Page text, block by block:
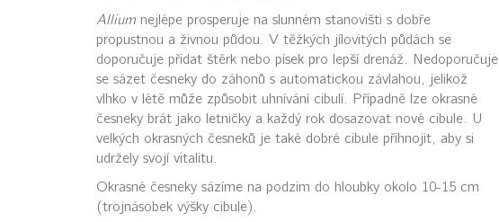
Allium nejlépe prosperuje na slunném stanovišti s dobře
propustnou a živnou půdou. V těžkých jílovitých půdách se
doporučuje přidat štěrk nebo písek pro lepší drenáž. Nedoporučuje
se sázet česneky do záhonů s automatickou závlahou, jelikož
vlhko v létě může způsobit uhnívání cibulí. Případně lze okrasné
česneky brát jako letničky a každý rok dosazovat nové cibule. U
velkých okrasných česneků je také dobré cibule přihnojit, aby si
udržely svojí vitalitu.
Okrasné česneky sázíme na podzim do hloubky okolo 10-15 cm
(trojnásobek výšky cibule).